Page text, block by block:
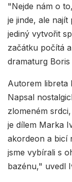
"Nejde nám o
je jinde, ale
jediný vytvořit
začátku počítá
dramaturg Boris
Autorem libreta
Napsal
zlomeném
je dílem Marka
akordeon a bicí
jsme vybírali s
bazénu," uvedl